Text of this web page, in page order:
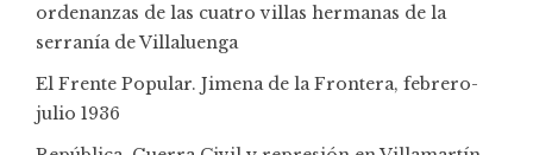
ordenanzas de las cuatro villas hermanas de la
serranía de Villaluenga
El Frente Popular. Jimena de la Frontera, febrero-
julio 1936